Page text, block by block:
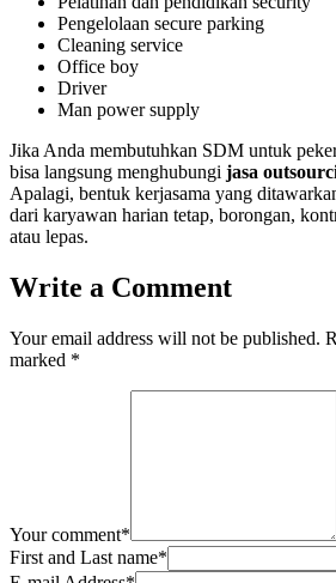
Pengelolaan secure parking
Cleaning service
Office boy
Driver
Man power supply
Jika Anda membutuhkan SDM untuk
bisa langsung menghubungi jasa
Apalagi, bentuk kerjasama yang
dari karyawan harian tetap, borongan,
atau lepas.
Write a Comment
Your email address will not be published.
marked *
Your comment*
First and Last name*